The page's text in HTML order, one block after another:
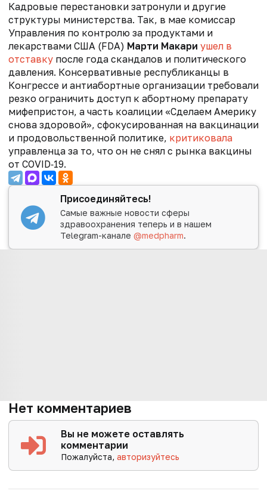
Кадровые перестановки затронули и другие
структуры министерства. Так, в мае комиссар
Управления по контролю за продуктами и
лекарствами США (FDA) Марти Макари ушел в
отставку после года скандалов и политического
давления. Консервативные республиканцы в
Конгрессе и антиабортные организации требовали
резко ограничить доступ к абортному препарату
мифепристон, а часть коалиции «Сделаем Америку
снова здоровой», сфокусированная на вакцинации
и продовольственной политике, критиковала
управленца за то, что он не снял с рынка вакцины
от COVID‑19.
Присоединяйтесь!
Самые важные новости сферы
здравоохранения теперь и в нашем
Telegram-канале@medpharm.
Нет комментариев
Вы не можете оставлять
комментарии
Пожалуйста,авторизуйтесь